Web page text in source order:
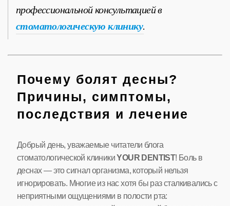
профессиональной консультацией в
стоматологическую клинику.
Почему болят десны?
Причины, симптомы,
последствия и лечение
Добрый день, уважаемые читатели блога
стоматологической клиникиYOUR DENTIST! Боль в
деснах — это сигнал организма, который нельзя
игнорировать. Многие из нас хотя бы раз сталкивались с
неприятными ощущениями в полости рта: